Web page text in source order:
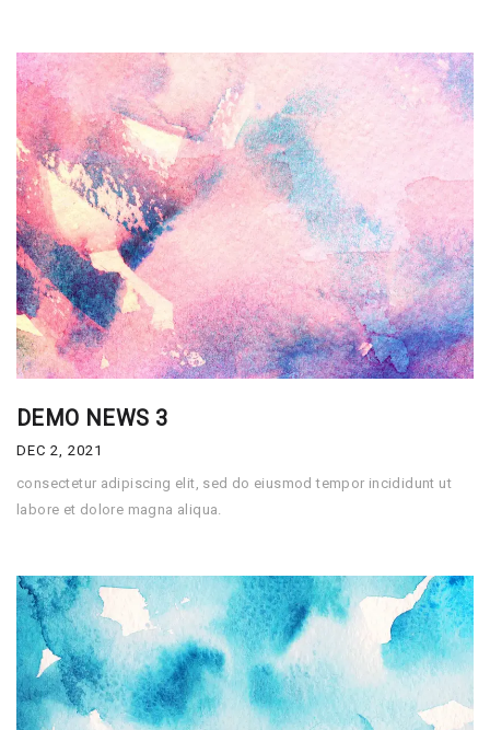
DEMO NEWS 3
DEC 2, 2021
consectetur adipiscing elit, sed do eiusmod tempor incididunt ut
labore et dolore magna aliqua.